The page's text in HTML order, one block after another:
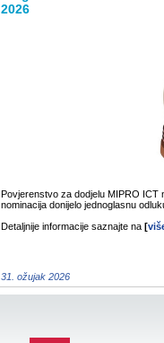
2026
Povjerenstvo za dodjelu MIPRO ICT
nominacija donijelo jednoglasnu
Detaljnije informacije saznajte na [
31. ožujak 2026